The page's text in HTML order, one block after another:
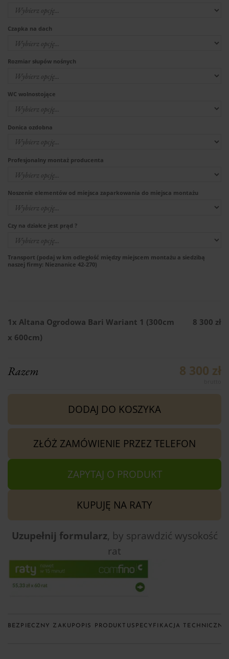
Czapka na dach
Rozmiar słupów nośnych
WC wolnostojące
Donica ozdobna
Profesjonalny montaż producenta
Noszenie elementów od miejsca zaparkowania do miejsca montażu
Czy na działce jest prąd ?
Transport (podaj w km odległość między miejscem montażu a siedzibą
naszej firmy: Nieznanice 42-270)
1x Altana Ogrodowa Bari Wariant 1 (300cm
x 600cm)
8 300 zł
Razem 8 300 zł
DODAJ DO KOSZYKA
ZŁÓŻ ZAMÓWIENIE PRZEZ TELEFON
ZAPYTAJ O PRODUKT
KUPUJĘ NA RATY
Uzupełnij formularz, by sprawdzić wysokość
rat
BEZPIECZNY ZAKUP OPIS PRODUKTU SPECYFIKACJA TECHNICZNA